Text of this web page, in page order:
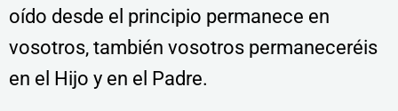
oído desde el principio permanece en
vosotros, también vosotros permaneceréis
en el Hijo y en el Padre.